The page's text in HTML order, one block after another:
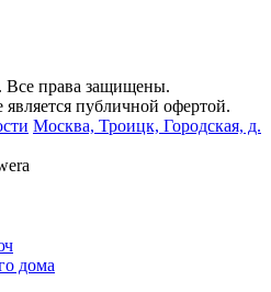
права защищены.
публичной офертой.
Москва, Троицк, Городская, д.
дома